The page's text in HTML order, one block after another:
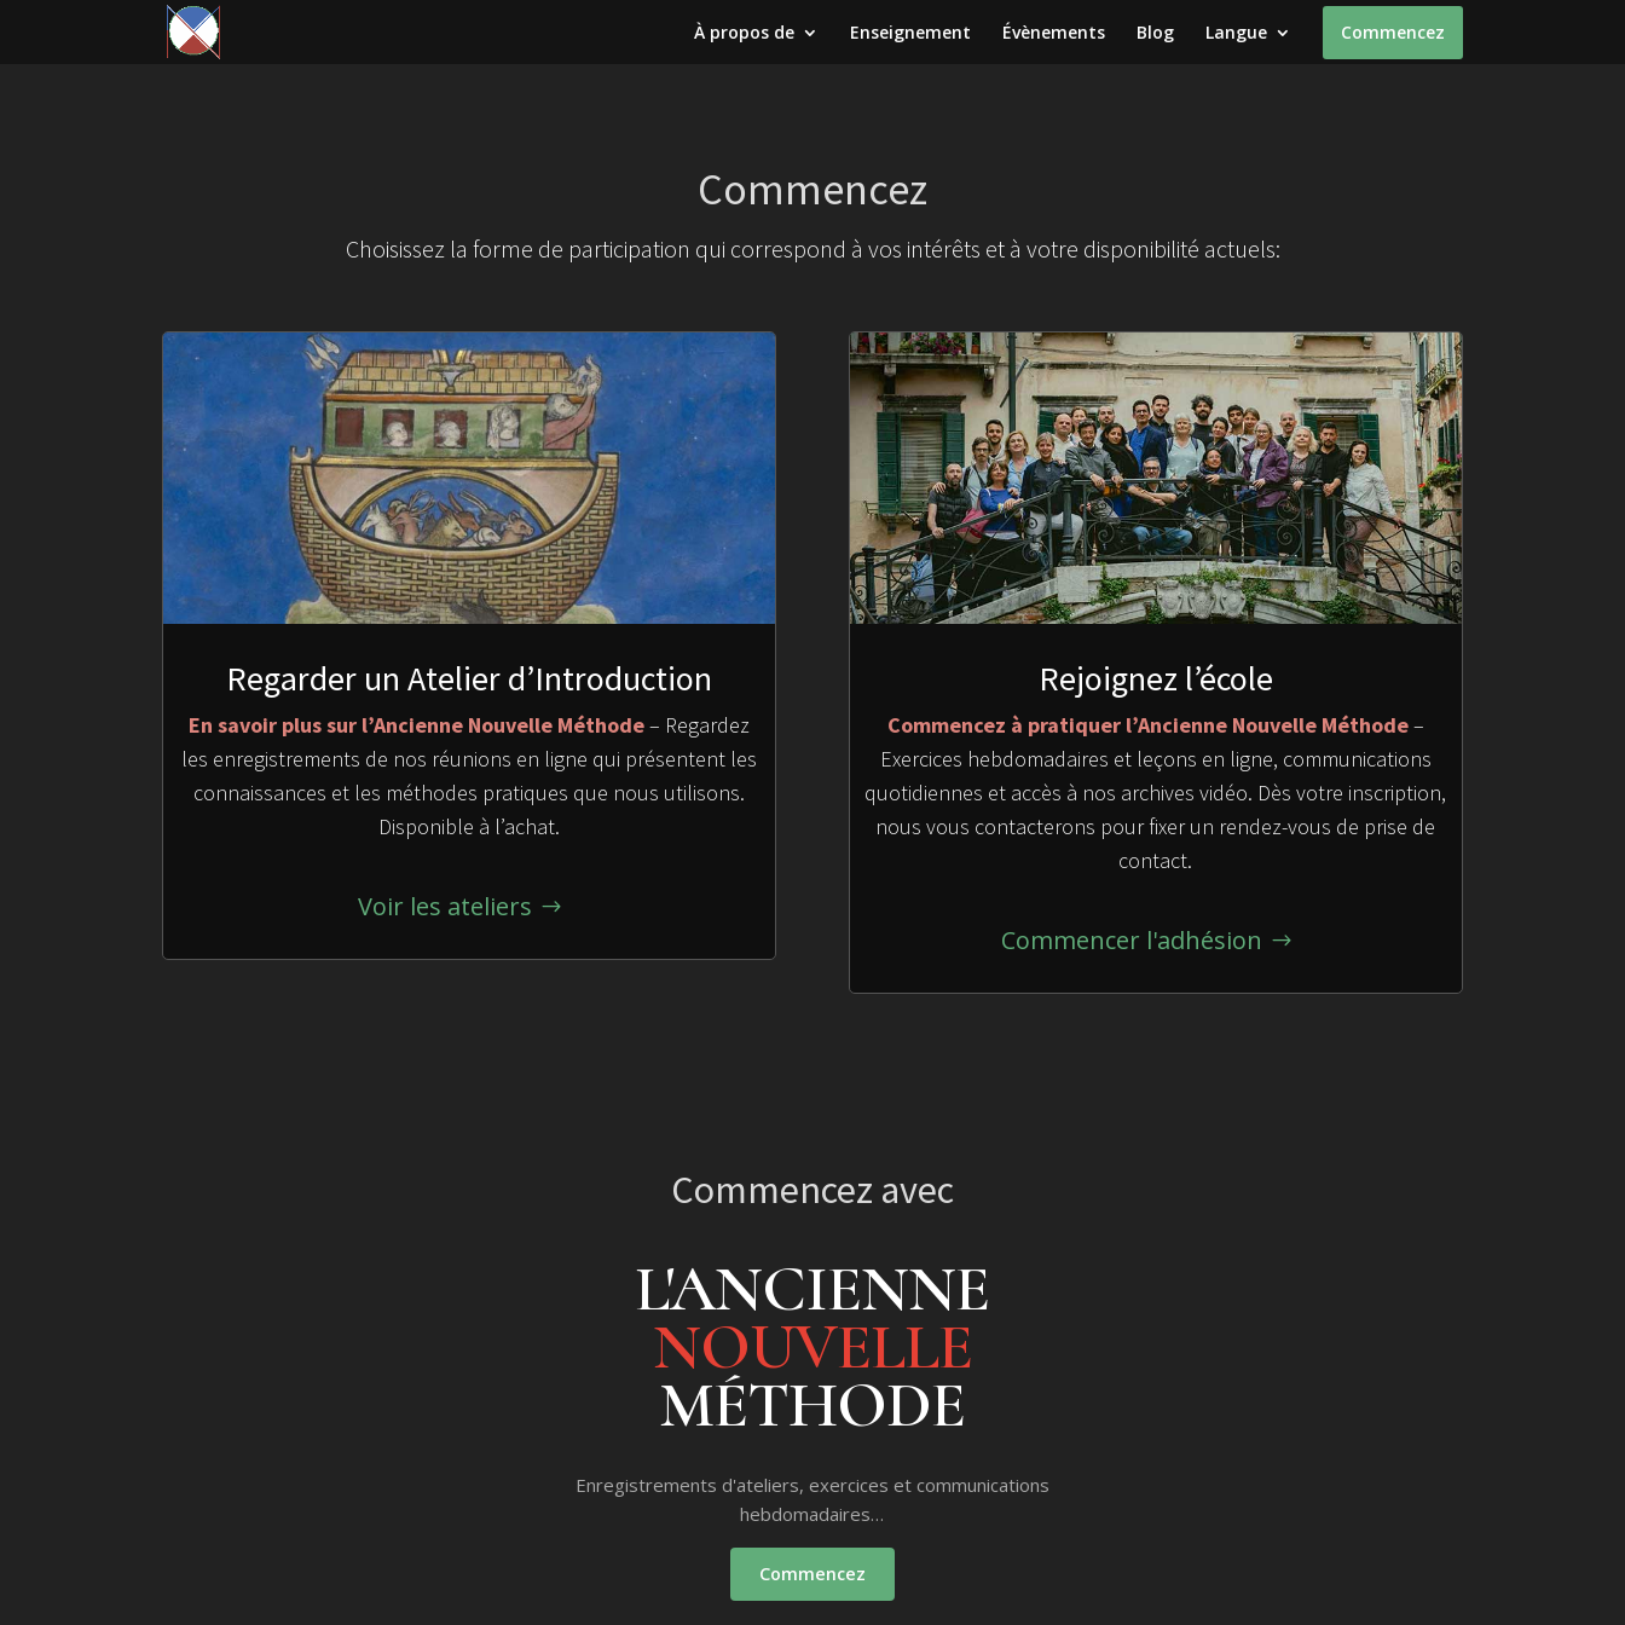
À propos de Enseignement Évènements Blog Langue Commencez
Commencez
Choisissez la forme de participation qui correspond à vos intérêts et à votre disponibilité actuels:
Regarder un Atelier d’Introduction
En savoir plus sur l’Ancienne Nouvelle Méthode– Regardez
les enregistrements de nos réunions en ligne qui présentent les
connaissances et les méthodes pratiques que nous utilisons.
Disponible à l’achat.
Voir les ateliers
Rejoignez l’école
Commencez à pratiquer l’Ancienne Nouvelle Méthode–
Exercices hebdomadaires et leçons en ligne, communications
quotidiennes et accès à nos archives vidéo. Dès votre inscription,
nous vous contacterons pour fixer un rendez-vous de prise de
contact.
Commencer l'adhésion
Commencez avec
L'ANCIENNE
NOUVELLE
MÉTHODE
Enregistrements d'ateliers, exercices et communications
hebdomadaires…
Commencez